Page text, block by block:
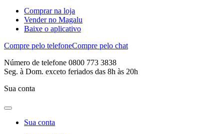
Comprar na loja
Vender no Magalu
Baixe o aplicativo
Compre pelo telefoneCompre pelo chat
Número de telefone 0800 773 3838
Seg. à Dom. exceto feriados das 8h às 20h
Sua conta
Sua conta